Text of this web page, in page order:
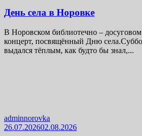
День села в Норовке
В Норовском библиотечно –
концерт, посвящённый Дню
выдался тёплым, как будто бы знал,...
adminnorovka
26.07.202602.08.2026